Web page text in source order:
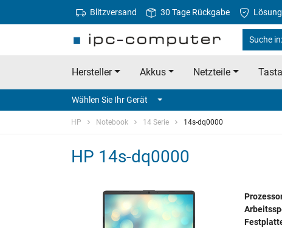
Blitzversand 30 Tage Rückgabe
Suche
Hersteller Akkus Netzteile
Wählen Sie Ihr Gerät
HP Notebook 14 Serie 14s-dq0000
HP 14s-dq0000